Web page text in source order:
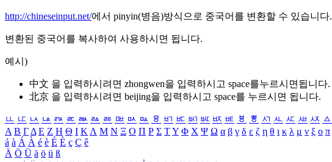
http://chineseinput.net/에서 pinyin(병음)방식으로 중국어를 변환할 수 있습니다.
변환된 중국어를 복사하여 사용하시면 됩니다.
예시)
中文 을 입력하시려면 zhongwen을 입력하시고 space를누르시면됩니다.
北京 을 입력하시려면 beijing을 입력하시고 space를 누르시면 됩니다.
ㅥ ㅦ ㅧ ㅨ ㅩ ㅪ ㅫ ㅬ ㅭ ㅮ ㅯ ㅰ ㅱ ㅲ ㅳ ㅴ ㅵ ㅶ ㅷ ㅸ ㅹ ㅺ ㅻ ㅼ ㅽ ㅾ ㅿ
Α Β ΓΔ Ε Ζ Η Θ Ι ΚΛ Μ Ν Ξ Ο Π Ρ Σ ΤΥ Φ Χ Ψ Ω α β γ δ ε ζ η θ ι κ λ μ ν ξ ο π
á à Á À é è É È ç Ç ê
Ä Ö Ü ä ö ü ß